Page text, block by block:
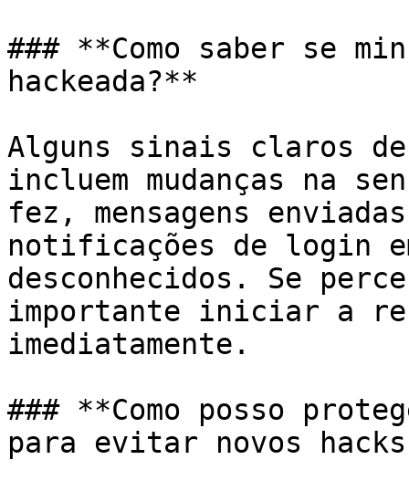
### **Como saber se
hackeada?**
Alguns sinais claros
incluem mudanças na
fez, mensagens
notificações de login
desconhecidos. Se
importante iniciar a
imediatamente.
### **Como posso
para evitar novos